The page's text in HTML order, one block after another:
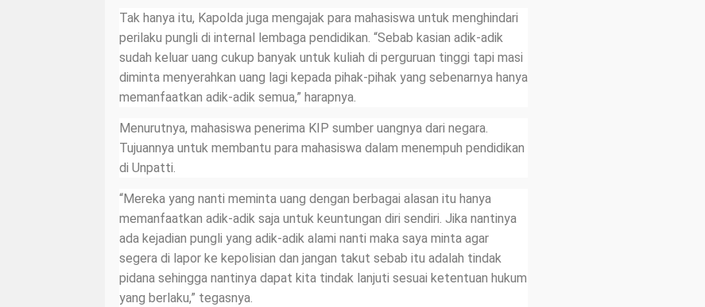
Tak hanya itu, Kapolda juga mengajak para mahasiswa untuk menghindari
perilaku pungli di internal lembaga pendidikan. “Sebab kasian adik-adik
sudah keluar uang cukup banyak untuk kuliah di perguruan tinggi tapi masi
diminta menyerahkan uang lagi kepada pihak-pihak yang sebenarnya hanya
memanfaatkan adik-adik semua,” harapnya.
Menurutnya, mahasiswa penerima KIP sumber uangnya dari negara.
Tujuannya untuk membantu para mahasiswa dalam menempuh pendidikan
di Unpatti.
“Mereka yang nanti meminta uang dengan berbagai alasan itu hanya
memanfaatkan adik-adik saja untuk keuntungan diri sendiri. Jika nantinya
ada kejadian pungli yang adik-adik alami nanti maka saya minta agar
segera di lapor ke kepolisian dan jangan takut sebab itu adalah tindak
pidana sehingga nantinya dapat kita tindak lanjuti sesuai ketentuan hukum
yang berlaku,” tegasnya.